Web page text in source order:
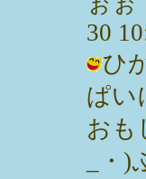
30
ひ
ぱい
おも
_・